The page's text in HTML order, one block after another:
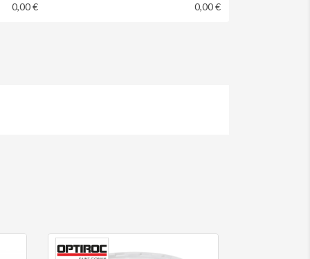
0,00 € 0,00 €